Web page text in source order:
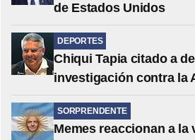
de Estados Unidos
DEPORTES
Chiqui Tapia citado a
investigación contra la
SORPRENDENTE
Memes reaccionan a